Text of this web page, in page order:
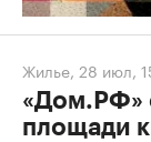
Жилье, 28 июл,
«Дом.РФ»
площади